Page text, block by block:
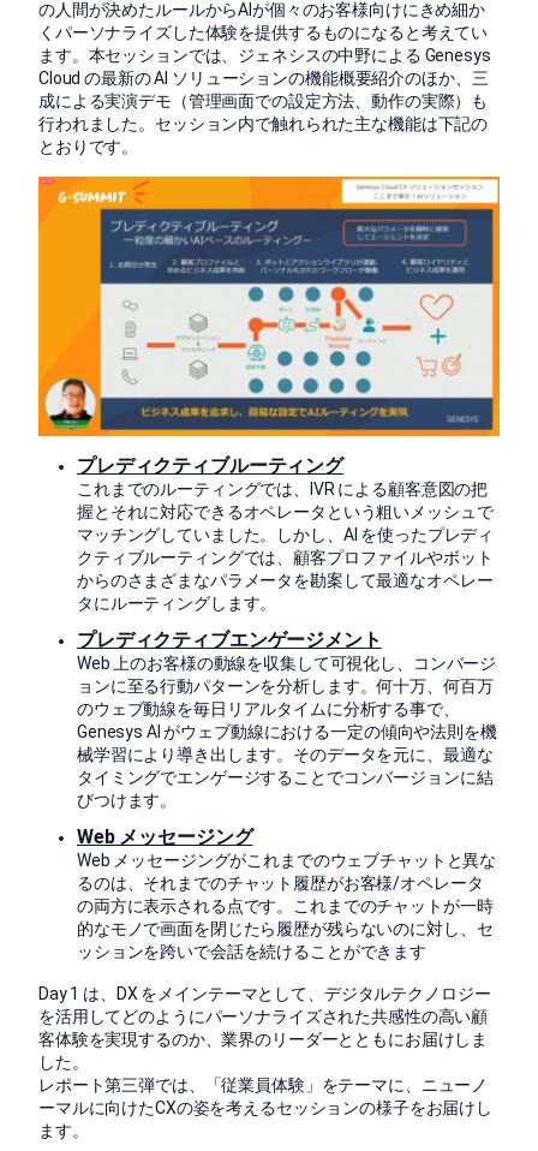
の人間が決めたルールからAIが個々のお客様向けにきめ細か
くパーソナライズした体験を提供するものになると考えてい
ます。本セッションでは、ジェネシスの中野による Genesys
Cloud の最新の AI ソリューションの機能概要紹介のほか、三
成による実演デモ（管理画面での設定方法、動作の実際）も
行われました。セッション内で触れられた主な機能は下記の
とおりです。
プレディクティブルーティング
これまでのルーティングでは、IVR による顧客意図の把
握とそれに対応できるオペレータという粗いメッシュで
マッチングしていました。しかし、AI を使ったプレディ
クティブルーティングでは、顧客プロファイルやボット
からのさまざまなパラメータを勘案して最適なオペレー
タにルーティングします。
プレディクティブエンゲージメント
Web 上のお客様の動線を収集して可視化し、コンバージ
ョンに至る行動パターンを分析します。何十万、何百万
のウェブ動線を毎日リアルタイムに分析する事で、
Genesys AI がウェブ動線における一定の傾向や法則を機
械学習により導き出します。そのデータを元に、最適な
タイミングでエンゲージすることでコンバージョンに結
びつけます。
Web メッセージング
Web メッセージングがこれまでのウェブチャットと異な
るのは、それまでのチャット履歴がお客様/オペレータ
の両方に表示される点です。これまでのチャットが一時
的なモノで画面を閉じたら履歴が残らないのに対し、セ
ッションを跨いで会話を続けることができます
Day 1 は、DX をメインテーマとして、デジタルテクノロジー
を活用してどのようにパーソナライズされた共感性の高い顧
客体験を実現するのか、業界のリーダーとともにお届けしま
した。
レポート第三弾では、「従業員体験」をテーマに、ニューノ
ーマルに向けたCXの姿を考えるセッションの様子をお届けし
ます。